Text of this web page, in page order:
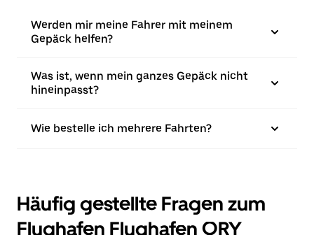
Werden mir meine Fahrer mit meinem
Gepäck helfen?
Was ist, wenn mein ganzes Gepäck nicht
hineinpasst?
Wie bestelle ich mehrere Fahrten?
Häufig gestellte Fragen zum
Flughafen Flughafen ORY